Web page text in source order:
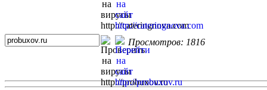
Просмотров: 1816